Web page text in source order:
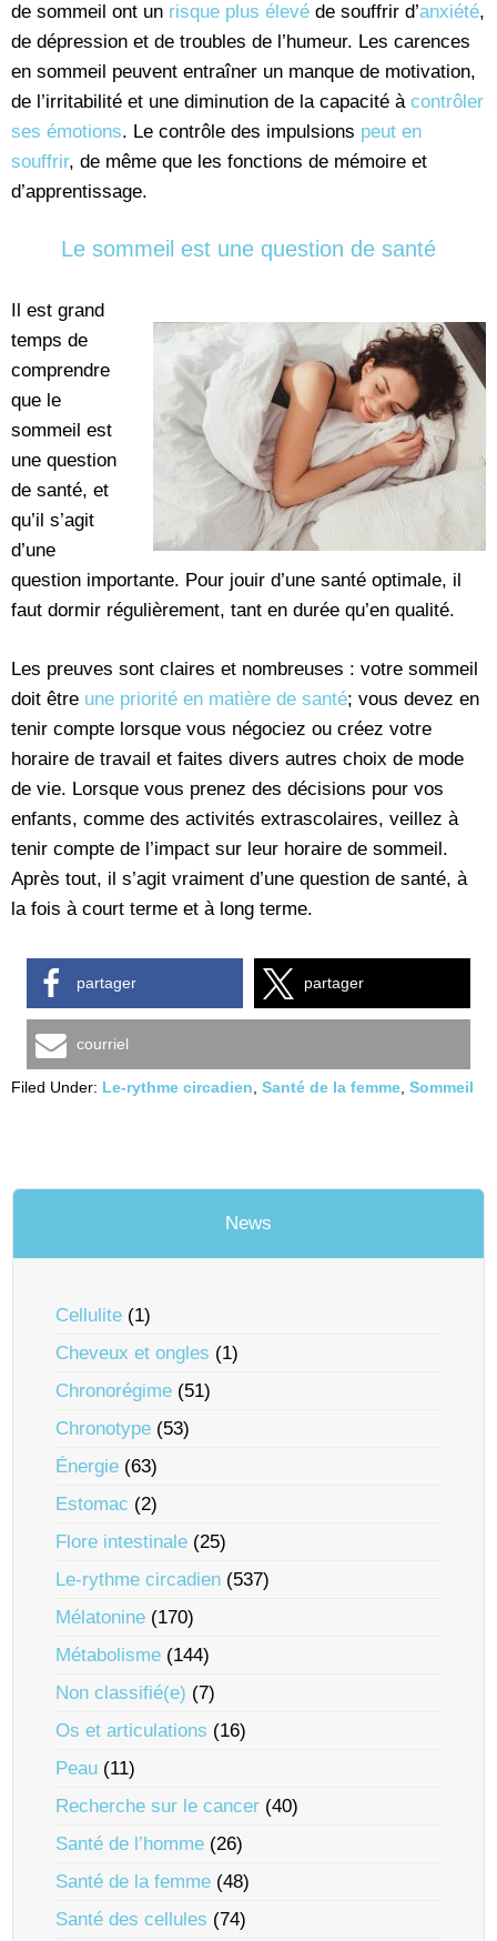
de sommeil ont un risque plus élevé de souffrir d’anxiété,
de dépression et de troubles de l’humeur. Les carences
en sommeil peuvent entraîner un manque de motivation,
de l’irritabilité et une diminution de la capacité à contrôler
ses émotions. Le contrôle des impulsions peut en
souffrir, de même que les fonctions de mémoire et
d’apprentissage.
Le sommeil est une question de santé
Il est grand
temps de
comprendre
que le
sommeil est
une question
de santé, et
qu’il s’agit
d’une
question importante. Pour jouir d’une santé optimale, il
faut dormir régulièrement, tant en durée qu’en qualité.
Les preuves sont claires et nombreuses : votre sommeil
doit être une priorité en matière de santé; vous devez en
tenir compte lorsque vous négociez ou créez votre
horaire de travail et faites divers autres choix de mode
de vie. Lorsque vous prenez des décisions pour vos
enfants, comme des activités extrascolaires, veillez à
tenir compte de l’impact sur leur horaire de sommeil.
Après tout, il s’agit vraiment d’une question de santé, à
la fois à court terme et à long terme.
partager partager
courriel
Filed Under: Le-rythme circadien Santé de la femme Sommeil
News
Cellulite (1)
Cheveux et ongles (1)
Chronorégime (51)
Chronotype (53)
Énergie (63)
Estomac (2)
Flore intestinale (25)
Le-rythme circadien (537)
Mélatonine (170)
Métabolisme (144)
Non classifié(e) (7)
Os et articulations (16)
Peau (11)
Recherche sur le cancer (40)
Santé de l’homme (26)
Santé de la femme (48)
Santé des cellules (74)